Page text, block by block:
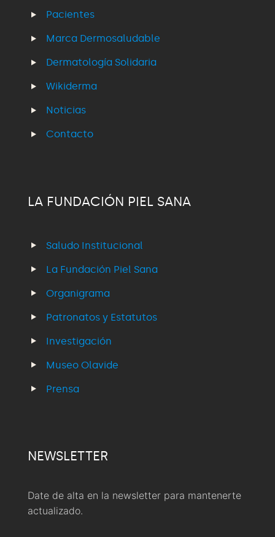
Pacientes
Marca Dermosaludable
Dermatología Solidaria
Wikiderma
Noticias
Contacto
LA FUNDACIÓN PIEL SANA
Saludo Institucional
La Fundación Piel Sana
Organigrama
Patronatos y Estatutos
Investigación
Museo Olavide
Prensa
NEWSLETTER
Date de alta en la newsletter para mantenerte
actualizado.